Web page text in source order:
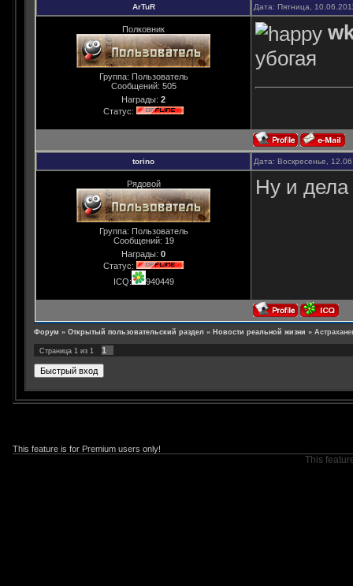
ArTuR Дата: Пятница,
Полковник
Группа: Пользователь
Сообщений: 505
Награды: 2
Статус:
убогая
torino Дата: Воскресенье,
Рядовой
Группа: Пользователь
Сообщений: 19
Награды: 0
Статус:
ICQ:
940449
Ну и дела
Форум » Открытый пользовательский раздел » Новости реальной жизни »
Страница 1 из 1 1
This feature is for Premium users only!
This